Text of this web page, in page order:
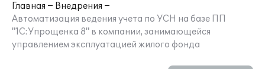
Главная
Внедрения
Автоматизация ведения учета по УСН на базе ПП
"1С:Упрощенка 8" в компании, занимающейся
управлением эксплуатацией жилого фонда